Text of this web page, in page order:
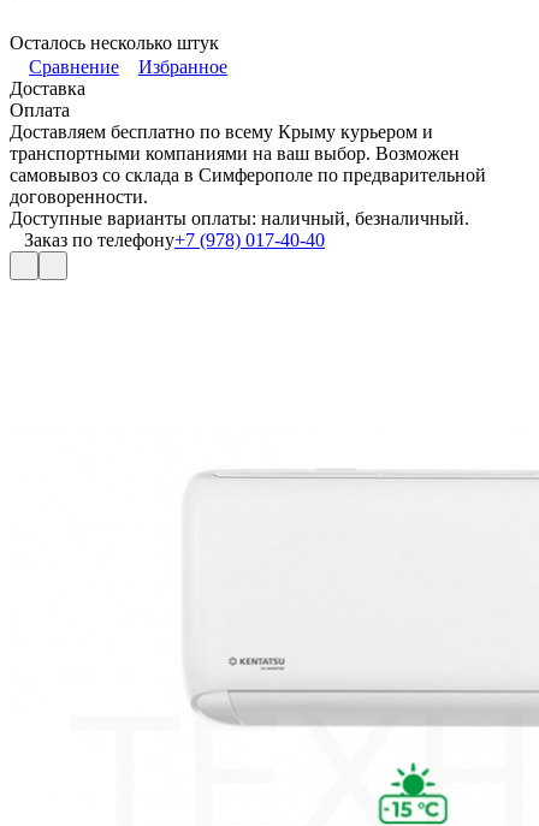
Осталось несколько штук
Сравнение
Избранное
Доставка
Оплата
Доставляем бесплатно по всему Крыму курьером и
транспортными компаниями на ваш выбор. Возможен
самовывоз со склада в Симферополе по предварительной
договоренности.
Доступные варианты оплаты: наличный, безналичный.
Заказ по телефону+7 (978) 017-40-40